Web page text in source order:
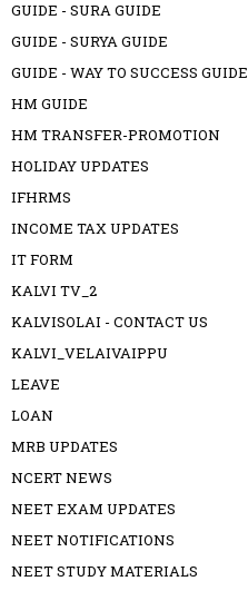
GUIDE - SURA GUIDE
GUIDE - SURYA GUIDE
GUIDE - WAY TO SUCCESS GUIDE
HM GUIDE
HM TRANSFER-PROMOTION
HOLIDAY UPDATES
IFHRMS
INCOME TAX UPDATES
IT FORM
KALVI TV_2
KALVISOLAI - CONTACT US
KALVI_VELAIVAIPPU
LEAVE
LOAN
MRB UPDATES
NCERT NEWS
NEET EXAM UPDATES
NEET NOTIFICATIONS
NEET STUDY MATERIALS